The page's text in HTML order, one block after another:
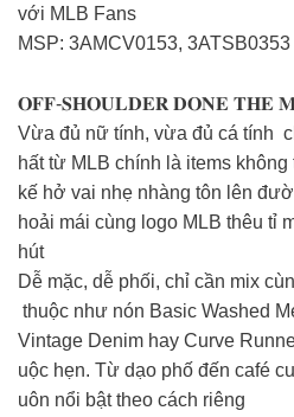
với MLB Fans
MSP: 3AMCV0153, 3ATSB0353
𝐎𝐅𝐅-𝐒𝐇𝐎𝐔𝐋𝐃𝐄𝐑 𝐃𝐎𝐍𝐄 𝐓𝐇𝐄
Vừa đủ nữ tính, vừa đủ cá tính
hất từ MLB chính là items
kế hở vai nhẹ nhàng tôn lên
hoải mái cùng logo MLB thêu tỉ
hút
Dễ mặc, dễ phối, chỉ cần mix
thuộc như nón Basic Washed
Vintage Denim hay Curve
uộc hẹn. Từ dạo phố đến café
uôn nổi bật theo cách riêng